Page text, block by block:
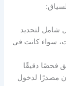
شامل لتحديد
سواء كانت في
فحصًا دقيقًا
مصدرًا لدخول